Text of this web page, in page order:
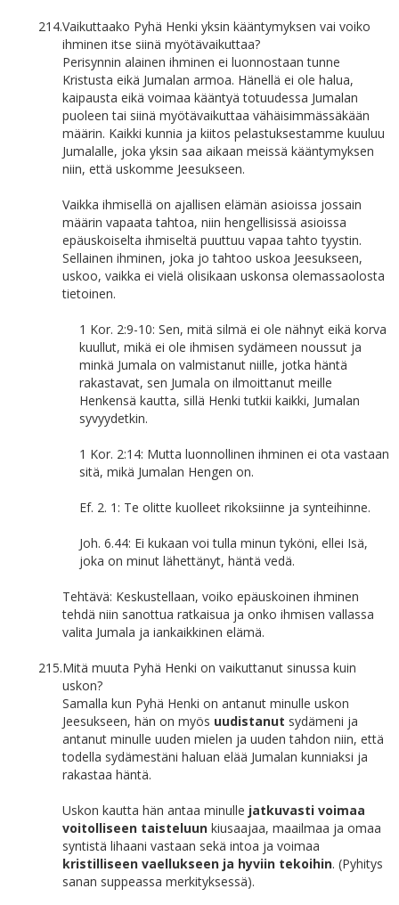
214.Vaikuttaako Pyhä Henki yksin kääntymyksen vai voiko
ihminen itse siinä myötävaikuttaa?
Perisynnin alainen ihminen ei luonnostaan tunne
Kristusta eikä Jumalan armoa. Hänellä ei ole halua,
kaipausta eikä voimaa kääntyä totuudessa Jumalan
puoleen tai siinä myötävaikuttaa vähäisimmässäkään
määrin. Kaikki kunnia ja kiitos pelastuksestamme kuuluu
Jumalalle, joka yksin saa aikaan meissä kääntymyksen
niin, että uskomme Jeesukseen.
Vaikka ihmisellä on ajallisen elämän asioissa jossain
määrin vapaata tahtoa, niin hengellisissä asioissa
epäuskoiselta ihmiseltä puuttuu vapaa tahto tyystin.
Sellainen ihminen, joka jo tahtoo uskoa Jeesukseen,
uskoo, vaikka ei vielä olisikaan uskonsa olemassaolosta
tietoinen.
1 Kor. 2:9-10: Sen, mitä silmä ei ole nähnyt eikä korva
kuullut, mikä ei ole ihmisen sydämeen noussut ja
minkä Jumala on valmistanut niille, jotka häntä
rakastavat, sen Jumala on ilmoittanut meille
Henkensä kautta, sillä Henki tutkii kaikki, Jumalan
syvyydetkin.
1 Kor. 2:14: Mutta luonnollinen ihminen ei ota vastaan
sitä, mikä Jumalan Hengen on.
Ef. 2. 1: Te olitte kuolleet rikoksiinne ja synteihinne.
Joh. 6.44: Ei kukaan voi tulla minun tyköni, ellei Isä,
joka on minut lähettänyt, häntä vedä.
Tehtävä: Keskustellaan, voiko epäuskoinen ihminen
tehdä niin sanottua ratkaisua ja onko ihmisen vallassa
valita Jumala ja iankaikkinen elämä.
215.Mitä muuta Pyhä Henki on vaikuttanut sinussa kuin
uskon?
Samalla kun Pyhä Henki on antanut minulle uskon
Jeesukseen, hän on myös uudistanut sydämeni ja
antanut minulle uuden mielen ja uuden tahdon niin, että
todella sydämestäni haluan elää Jumalan kunniaksi ja
rakastaa häntä.
Uskon kautta hän antaa minulle jatkuvasti voimaa
voitolliseen taisteluun kiusaajaa, maailmaa ja omaa
syntistä lihaani vastaan sekä intoa ja voimaa
kristilliseen vaellukseen ja hyviin tekoihin. (Pyhitys
sanan suppeassa merkityksessä).